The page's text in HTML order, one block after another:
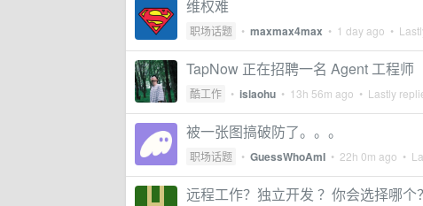
维权难
职场话题 • maxmax4max • 1 day ago •
TapNow 正在招聘一名 Agent 工程师
酷工作 • islaohu • 13h 56m ago • Lastly
被一张图搞破防了。。。
职场话题 • GuessWhoAmI • 22h 0m ago •
远程工作？独立开发 ？你会选择哪个